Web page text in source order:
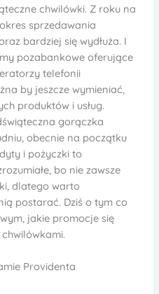
chwilówki. Z roku na
sprzedawania
bardziej się wydłuża. I
pozabankowe oferujące
telefonii
by jeszcze wymieniać,
produktów i usług.
gorączka
obecnie na początku
i pożyczki to
bo nie zawsze
dlatego warto
postarać. Dziś o tym co
jakie promocje się
Providenta